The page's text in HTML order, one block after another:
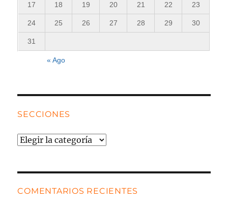
17 18 19 20 21 22 23
24 25 26 27 28 29 30
31
« Ago
SECCIONES
Secciones
COMENTARIOS RECIENTES